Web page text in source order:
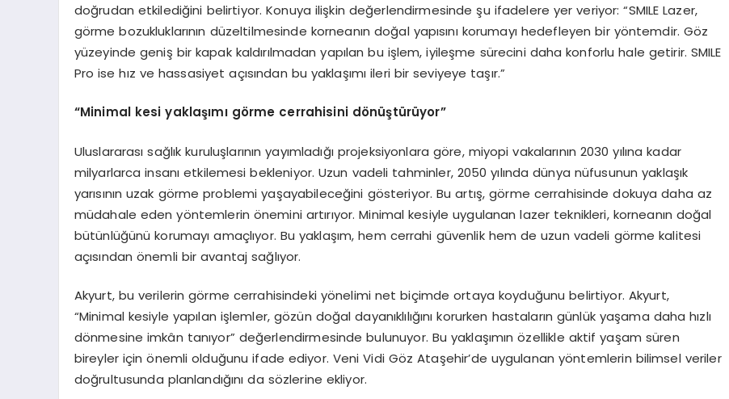
doğrudan etkilediğini belirtiyor. Konuya ilişkin değerlendirmesinde şu ifadelere yer veriyor: “SMILE Lazer,
görme bozukluklarının düzeltilmesinde korneanın doğal yapısını korumayı hedefleyen bir yöntemdir. Göz
yüzeyinde geniş bir kapak kaldırılmadan yapılan bu işlem, iyileşme sürecini daha konforlu hale getirir. SMILE
Pro ise hız ve hassasiyet açısından bu yaklaşımı ileri bir seviyeye taşır.”
“Minimal kesi yaklaşımı görme cerrahisini dönüştürüyor”
Uluslararası sağlık kuruluşlarının yayımladığı projeksiyonlara göre, miyopi vakalarının 2030 yılına kadar
milyarlarca insanı etkilemesi bekleniyor. Uzun vadeli tahminler, 2050 yılında dünya nüfusunun yaklaşık
yarısının uzak görme problemi yaşayabileceğini gösteriyor. Bu artış, görme cerrahisinde dokuya daha az
müdahale eden yöntemlerin önemini artırıyor. Minimal kesiyle uygulanan lazer teknikleri, korneanın doğal
bütünlüğünü korumayı amaçlıyor. Bu yaklaşım, hem cerrahi güvenlik hem de uzun vadeli görme kalitesi
açısından önemli bir avantaj sağlıyor.
Akyurt, bu verilerin görme cerrahisindeki yönelimi net biçimde ortaya koyduğunu belirtiyor. Akyurt,
“Minimal kesiyle yapılan işlemler, gözün doğal dayanıklılığını korurken hastaların günlük yaşama daha hızlı
dönmesine imkân tanıyor” değerlendirmesinde bulunuyor. Bu yaklaşımın özellikle aktif yaşam süren
bireyler için önemli olduğunu ifade ediyor. Veni Vidi Göz Ataşehir’de uygulanan yöntemlerin bilimsel veriler
doğrultusunda planlandığını da sözlerine ekliyor.